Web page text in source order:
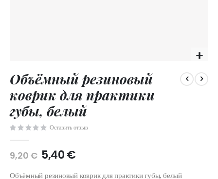
to
the
beginning
the
images
Объёмный резиновый
коврик для практики
губы, белый
Оставить отзыв
9,20 € 5,40 €
Объёмный резиновый коврик для практики губы, белый